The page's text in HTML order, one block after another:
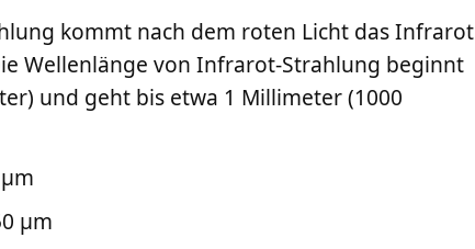
kommt nach dem roten Licht das Infrarot
Wellenlänge von Infrarot-Strahlung beginnt
und geht bis etwa 1 Millimeter (1000
µm